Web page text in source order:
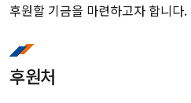
후원할 기금을 마련하고자 합니다.
후원처